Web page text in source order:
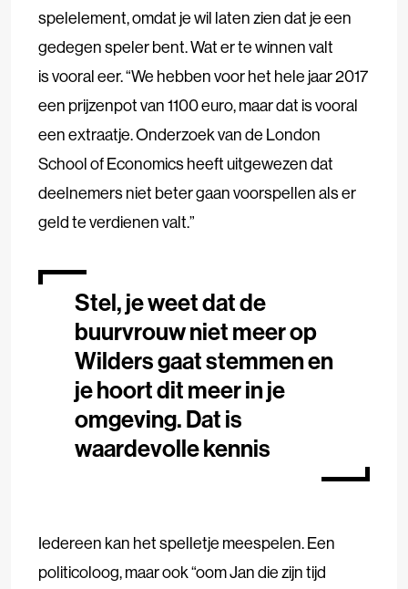
spelelement, omdat je wil laten zien dat je een
gedegen speler bent. Wat er te winnen valt
is vooral eer. “We hebben voor het hele jaar 2017
een prijzenpot van 1100 euro, maar dat is vooral
een extraatje. Onderzoek van de London
School of Economics heeft uitgewezen dat
deelnemers niet beter gaan voorspellen als er
geld te verdienen valt.”
Stel, je weet dat de
buurvrouw niet meer op
Wilders gaat stemmen en
je hoort dit meer in je
omgeving. Dat is
waardevolle kennis
Iedereen kan het spelletje meespelen. Een
politicoloog, maar ook “oom Jan die zijn tijd